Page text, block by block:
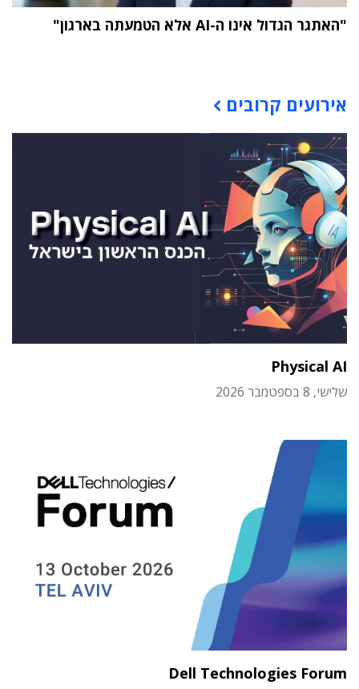
"האתגר הגדול אינו ה-AI אלא הטמעתה בארגון"
אירועים קרובים
Physical AI
שלישי, 8 בספטמבר 2026
Dell Technologies Forum